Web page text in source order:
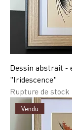
Dessin abstrait -
"Iridescence"
Rupture de stock
Vendu